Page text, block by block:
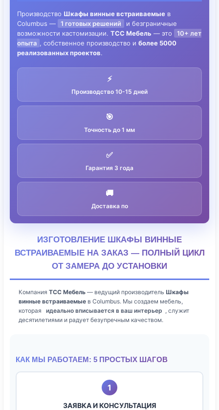
Производство Шкафы винные встраиваемые в
Columbus —
1 готовых решений
и безграничные
возможности кастомизации. ТСС Мебель — это
10+ лет
опыта , собственное производство и более 5000
реализованных проектов.
⚡
Производство 10-15 дней
🎯
Точность до 1 мм
✅
Гарантия 3 года
🚚
Доставка по
ИЗГОТОВЛЕНИЕ ШКАФЫ ВИННЫЕ
ВСТРАИВАЕМЫЕ НА ЗАКАЗ — ПОЛНЫЙ ЦИКЛ
ОТ ЗАМЕРА ДО УСТАНОВКИ
Компания ТСС Мебель — ведущий производитель Шкафы
винные встраиваемые в Columbus. Мы создаем мебель,
которая
идеально вписывается в ваш интерьер , служит
десятилетиями и радует безупречным качеством.
КАК МЫ РАБОТАЕМ: 5 ПРОСТЫХ ШАГОВ
1
ЗАЯВКА И КОНСУЛЬТАЦИЯ